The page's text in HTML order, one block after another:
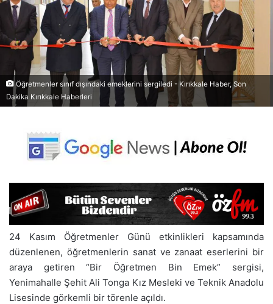
Öğretmenler sınıf dışındaki emeklerini sergiledi - Kırıkkale Haber, Son
Dakika Kırıkkale Haberleri
24 Kasım Öğretmenler Günü etkinlikleri kapsamında
düzenlenen, öğretmenlerin sanat ve zanaat eserlerini bir
araya getiren “Bir Öğretmen Bin Emek” sergisi,
Yenimahalle Şehit Ali Tonga Kız Mesleki ve Teknik Anadolu
Lisesinde görkemli bir törenle açıldı.